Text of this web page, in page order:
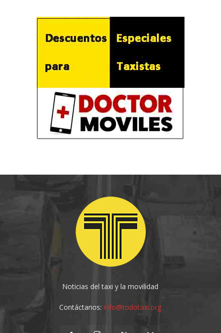
Noticias del taxi y la movilidad
Contáctanos:info@todotaxi.org